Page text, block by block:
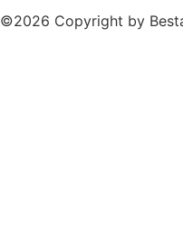
©2026 Copyright by